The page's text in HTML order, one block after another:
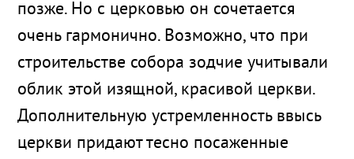
позже. Но с церковью он сочетается
очень гармонично. Возможно, что при
строительстве собора зодчие учитывали
облик этой изящной, красивой церкви.
Дополнительную устремленность ввысь
церкви придают тесно посаженные